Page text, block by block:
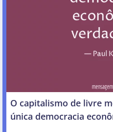
O capitalismo de livre
única democracia